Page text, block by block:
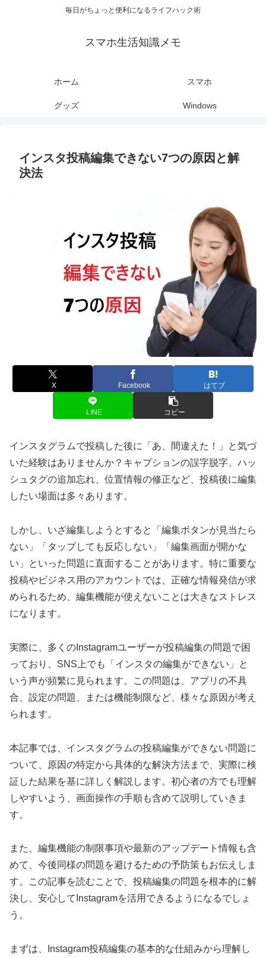
毎日がちょっと便利になるライフハック術
スマホ生活知識メモ
ホーム スマホ
グッズ Windows
インスタ投稿編集できない7つの原因と解
決法
X Facebook はてブ
LINE コピー
インスタグラムで投稿した後に「あ、間違えた！」と気づ
いた経験はありませんか？キャプションの誤字脱字、ハッ
シュタグの追加忘れ、位置情報の修正など、投稿後に編集
したい場面は多々あります。
しかし、いざ編集しようとすると「編集ボタンが見当たら
ない」「タップしても反応しない」「編集画面が開かな
い」といった問題に直面することがあります。特に重要な
投稿やビジネス用のアカウントでは、正確な情報発信が求
められるため、編集機能が使えないことは大きなストレス
になります。
実際に、多くのInstagramユーザーが投稿編集の問題で困
っており、SNS上でも「インスタの編集ができない」と
いう声が頻繁に見られます。この問題は、アプリの不具
合、設定の問題、または機能制限など、様々な原因が考え
られます。
本記事では、インスタグラムの投稿編集ができない問題に
ついて、原因の特定から具体的な解決方法まで、実際に検
証した結果を基に詳しく解説します。初心者の方でも理解
しやすいよう、画面操作の手順も含めて説明していきま
す。
また、編集機能の制限事項や最新のアップデート情報も含
めて、今後同様の問題を避けるための予防策もお伝えしま
す。この記事を読むことで、投稿編集の問題を根本的に解
決し、安心してInstagramを活用できるようになるでしょ
う。
まずは、Instagram投稿編集の基本的な仕組みから理解し